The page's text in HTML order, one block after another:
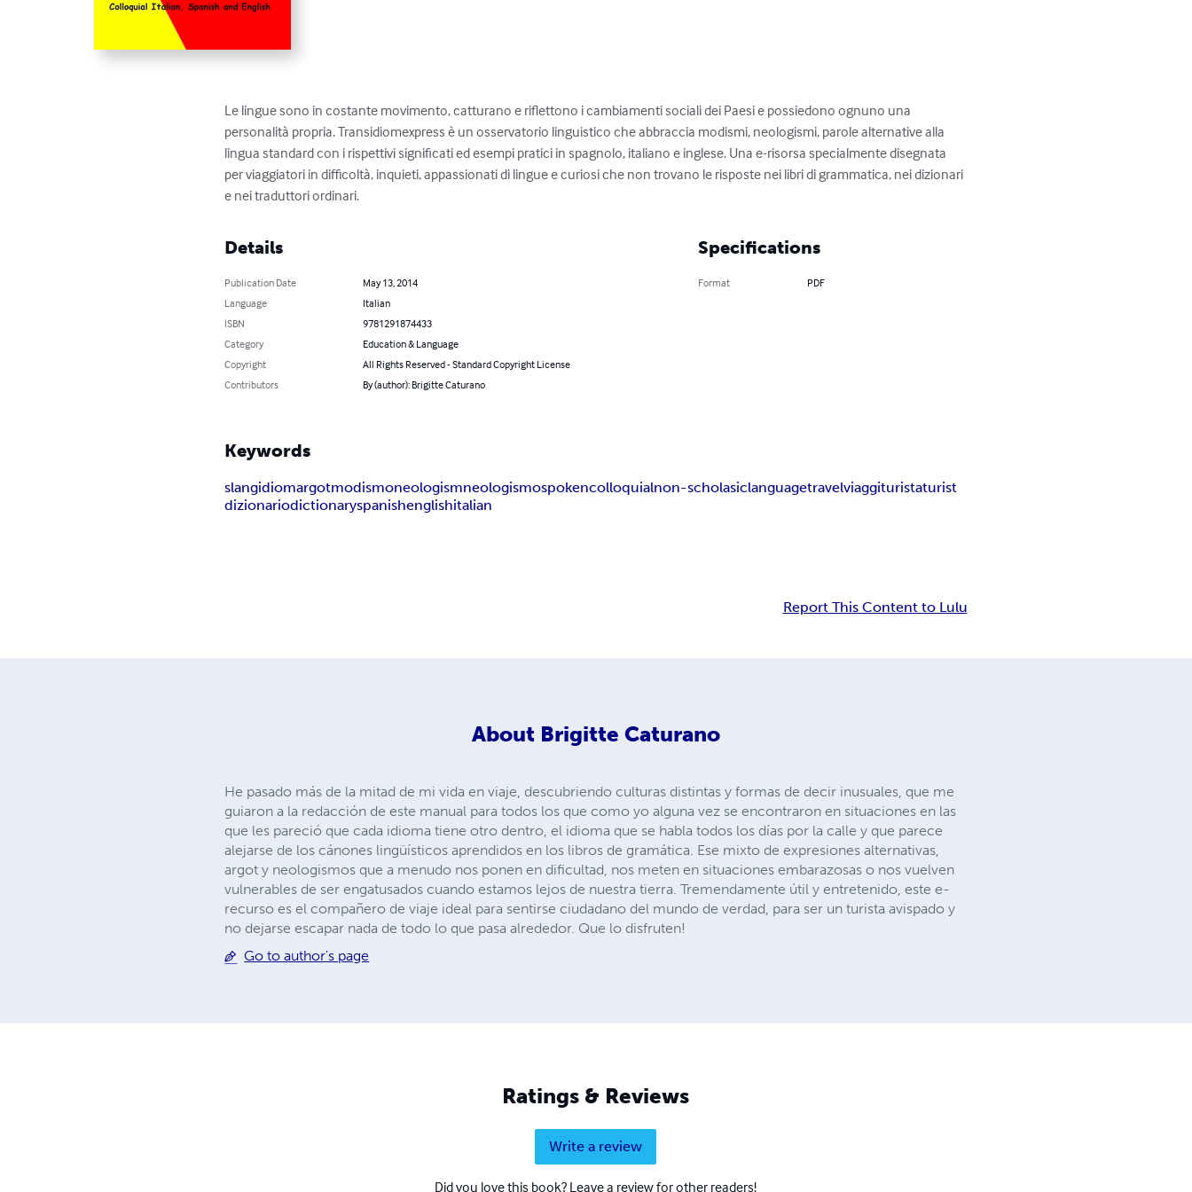
Le lingue sono in costante movimento, catturano e riflettono i cambiamenti sociali dei Paesi e possiedono ognuno una
personalità propria. Transidiomexpress è un osservatorio linguistico che abbraccia modismi, neologismi, parole alternative alla
lingua standard con i rispettivi significati ed esempi pratici in spagnolo, italiano e inglese. Una e-risorsa specialmente disegnata
per viaggiatori in difficoltà, inquieti, appassionati di lingue e curiosi che non trovano le risposte nei libri di grammatica, nei dizionari
e nei traduttori ordinari.
Details
Publication Date
May 13, 2014
Language
Italian
ISBN
9781291874433
Category
Education & Language
Copyright
All Rights Reserved - Standard Copyright License
Contributors
By (author): Brigitte Caturano
Specifications
Format PDF
Keywords
slangidiomargotmodismoneologismneologismospokencolloquialnon-scholasiclanguagetravelviaggituristaturist
dizionariodictionaryspanishenglishitalian
Report This Content to Lulu
About Brigitte Caturano
He pasado más de la mitad de mi vida en viaje, descubriendo culturas distintas y formas de decir inusuales, que me
guiaron a la redacción de este manual para todos los que como yo alguna vez se encontraron en situaciones en las
que les pareció que cada idioma tiene otro dentro, el idioma que se habla todos los días por la calle y que parece
alejarse de los cánones lingüísticos aprendidos en los libros de gramática. Ese mixto de expresiones alternativas,
argot y neologismos que a menudo nos ponen en dificultad, nos meten en situaciones embarazosas o nos vuelven
vulnerables de ser engatusados cuando estamos lejos de nuestra tierra. Tremendamente útil y entretenido, este e-
recurso es el compañero de viaje ideal para sentirse ciudadano del mundo de verdad, para ser un turista avispado y
no dejarse escapar nada de todo lo que pasa alrededor. Que lo disfruten!
Go to author's page
Ratings & Reviews
Write a review
Did you love this book? Leave a review for other readers!